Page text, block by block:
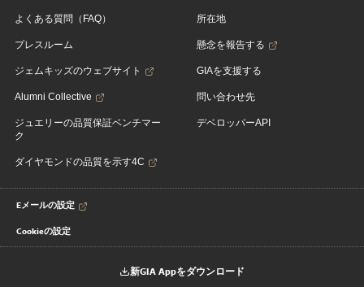
よくある質問（FAQ）
プレスルーム
ジェムキッズのウェブサイト
Alumni Collective
ジュエリーの品質保証ベンチマー
ク
ダイヤモンドの品質を示す4C
所在地
懸念を報告する
GIAを支援する
問い合わせ先
デベロッパーAPI
Eメールの設定
Cookieの設定
新GIA Appをダウンロード